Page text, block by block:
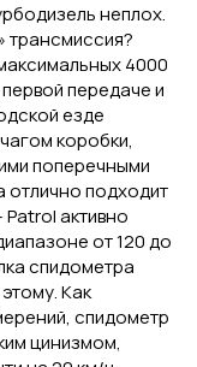
неплох.
трансмиссия?
4000
передаче и
езде
коробки,
поперечными
отлично подходит
активно
от 120 до
спидометра
Как
спидометр
цинизмом,